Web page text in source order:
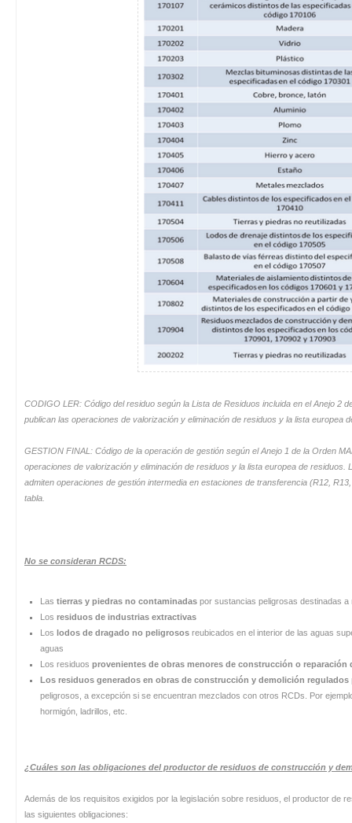
CODIGO LER: Código del residuo según la Lista de Residuos incluida en el Anejo 2
publican las operaciones de valorización y eliminación de residuos y la lista europea
GESTION FINAL: Código de la operación de gestión según el Anejo 1 de la Orden
operaciones de valorización y eliminación de residuos y la lista europea de residuos.
admiten operaciones de gestión intermedia en estaciones de transferencia (R12,
tabla.
No se consideran RCDS:
Las tierras y piedras no contaminadas por sustancias peligrosas destinadas
Los residuos de industrias extractivas
Los lodos de dragado no peligrosos reubicados en el interior de las aguas
aguas
Los residuos provenientes de obras menores de construcción o reparación
Los residuos generados en obras de construcción y demolición
peligrosos, a excepción si se encuentran mezclados con otros RCDs. Por
hormigón, ladrillos, etc.
¿Cuáles son las obligaciones del productor de residuos de construcción y
Además de los requisitos exigidos por la legislación sobre residuos, el productor de
las siguientes obligaciones: